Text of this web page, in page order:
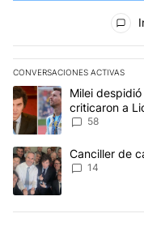
Todos los
CONVERSACIONES ACTIVAS
Este listado muestra los
Un artículo de
Milei
criticaron a
anti-Messi”
58
Un artículo deCanciller de
14